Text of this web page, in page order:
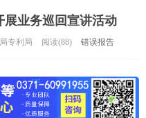
业务巡回宣讲活动
专利局 阅读(88) 错误报告